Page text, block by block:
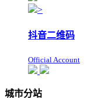
>
抖音二维码
Official Account
城市分站